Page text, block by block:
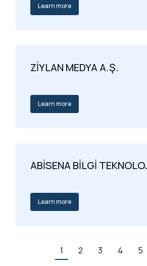
Learn more
ZİYLAN MEDYA A.Ş.
Learn more
ABİSENA BİLGİ
Learn more
1 2 3 4 5